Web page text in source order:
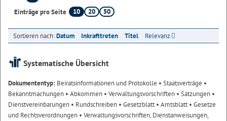
Einträge pro Seite
10 20 50
Sortieren nach:Datum Inkrafttreten Titel Relevanz
Systematische Übersicht
Dokumententyp: Beiratsinformationen und Protokolle • Staatsverträge •
Bekanntmachungen • Abkommen • Verwaltungsvorschriften • Satzungen •
Dienstvereinbarungen • Rundschreiben • Gesetzblatt• Amtsblatt• Gesetze
und Rechtsverordnungen • Verwaltungsvorschriften, Dienstanweisungen,